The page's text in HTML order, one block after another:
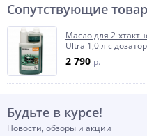
Сопутствующие
Масло для 2-
Ultra 1,0 л с
2 790 p.
Будьте в курсе!
Новости, обзоры и акции